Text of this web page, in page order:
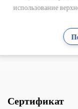
н...
Сертификат